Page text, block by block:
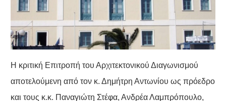
Η κριτική Επιτροπή του Αρχιτεκτονικού Διαγωνισμού
αποτελούμενη από τον κ. Δημήτρη Αντωνίου ως πρόεδρο
και τους κ.κ. Παναγιώτη Στέφα, Ανδρέα Λαμπρόπουλο,